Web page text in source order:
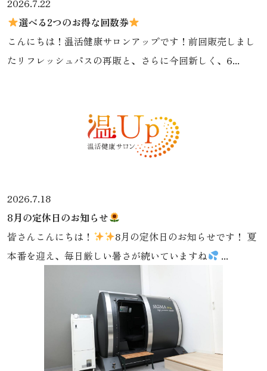
2026.7.22
選べる2つのお得な回数券
こんにちは！温活健康サロンアップです！前回販売しまし
たリフレッシュパスの再販と、さらに今回新しく、6...
2026.7.18
8月の定休日のお知らせ
皆さんこんにちは！
8月の定休日のお知らせです！ 夏
本番を迎え、毎日厳しい暑さが続いていますね
...